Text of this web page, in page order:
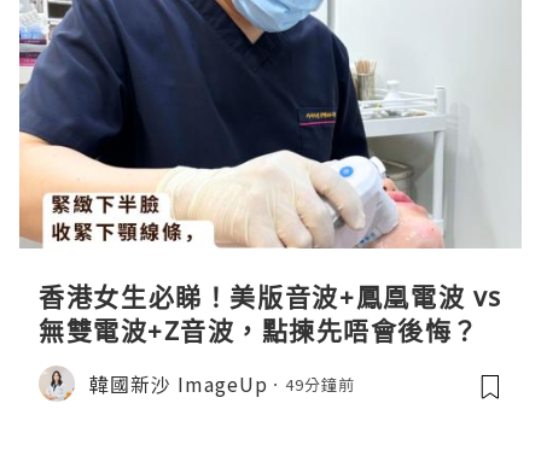
香港女生必睇！美版音波+鳳凰電波 vs
無雙電波+Z音波，點揀先唔會後悔？
韓國新沙 ImageUp 49分鐘前